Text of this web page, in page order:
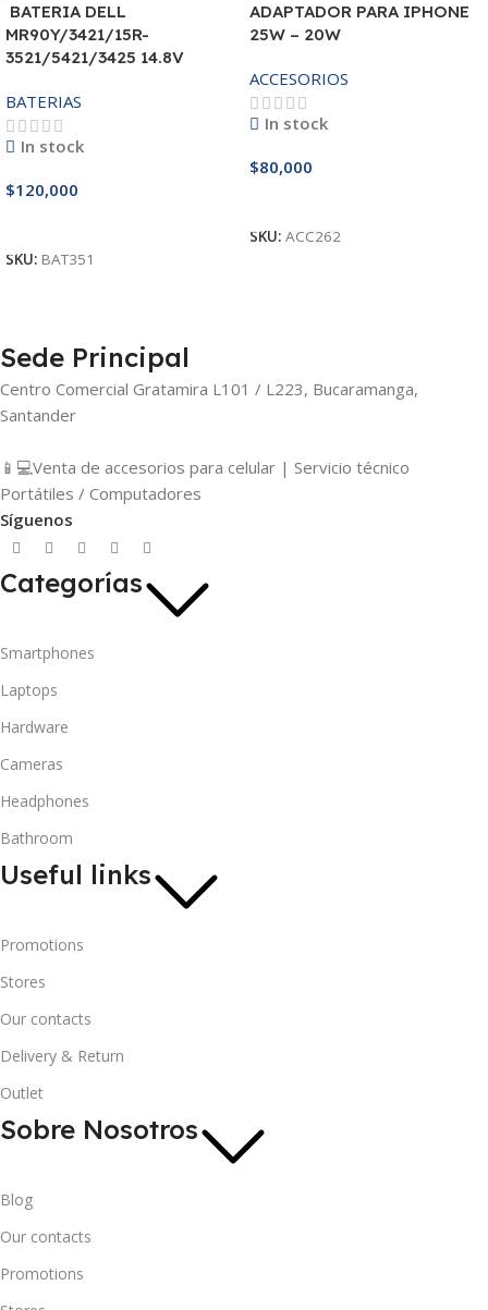
BATERIA DELL
MR90Y/3421/15R-
3521/5421/3425 14.8V
BATERIAS
In stock
$120,000
SKU: BAT351
ADAPTADOR PARA IPHONE
25W – 20W
ACCESORIOS
In stock
$80,000
SKU: ACC262
Sede Principal
Centro Comercial Gratamira L101 / L223, Bucaramanga,
Santander
📱💻Venta de accesorios para celular | Servicio técnico
Portátiles / Computadores
Síguenos
Categorías
Smartphones
Laptops
Hardware
Cameras
Headphones
Bathroom
Useful links
Promotions
Stores
Our contacts
Delivery & Return
Outlet
Sobre Nosotros
Blog
Our contacts
Promotions